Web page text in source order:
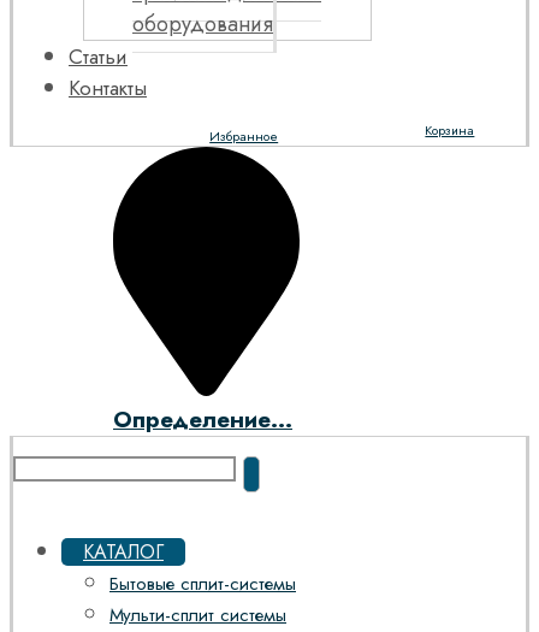
оборудования
Статьи
Контакты
Корзина
Избранное
Определение...
КАТАЛОГ
Бытовые сплит-системы
Мульти-сплит системы